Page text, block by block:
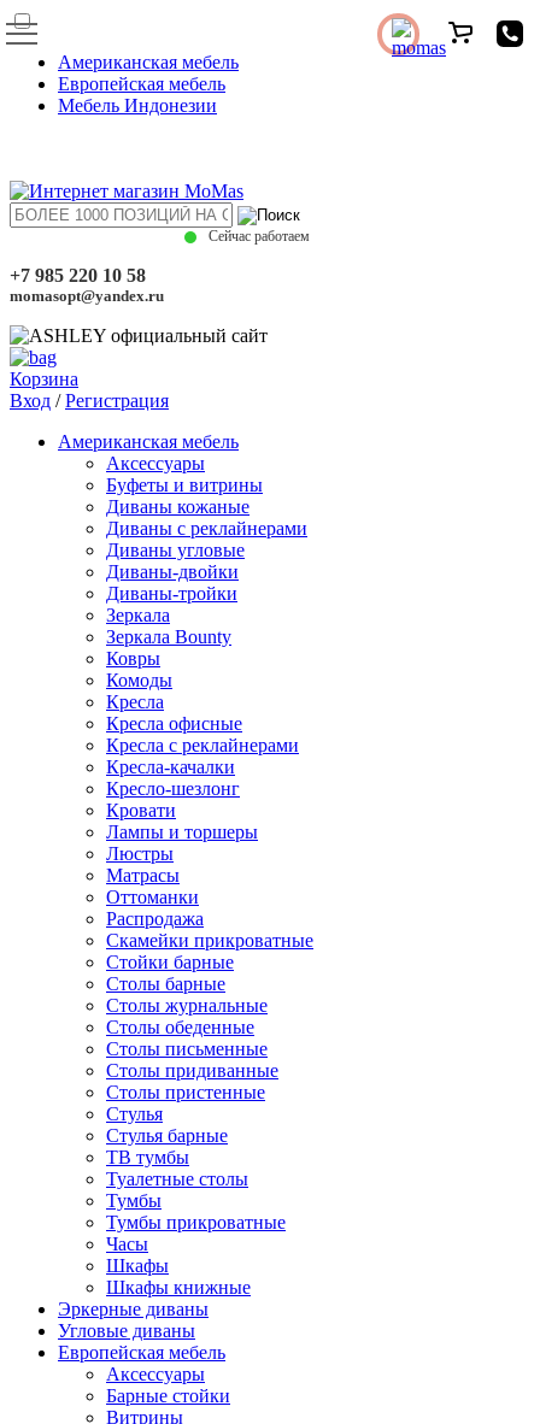
Американская мебель
Европейская мебель
Мебель Индонезии
Сейчас работаем
+7 985 220 10 58
momasopt@yandex.ru
Корзина
Вход /Регистрация
Американская мебель
Аксессуары
Буфеты и витрины
Диваны кожаные
Диваны с реклайнерами
Диваны угловые
Диваны-двойки
Диваны-тройки
Зеркала
Зеркала Bounty
Ковры
Комоды
Кресла
Кресла офисные
Кресла с реклайнерами
Кресла-качалки
Кресло-шезлонг
Кровати
Лампы и торшеры
Люстры
Матрасы
Оттоманки
Распродажа
Скамейки прикроватные
Стойки барные
Столы барные
Столы журнальные
Столы обеденные
Столы письменные
Столы придиванные
Столы пристенные
Стулья
Стулья барные
ТВ тумбы
Туалетные столы
Тумбы
Тумбы прикроватные
Часы
Шкафы
Шкафы книжные
Эркерные диваны
Угловые диваны
Европейская мебель
Аксессуары
Барные стойки
Витрины